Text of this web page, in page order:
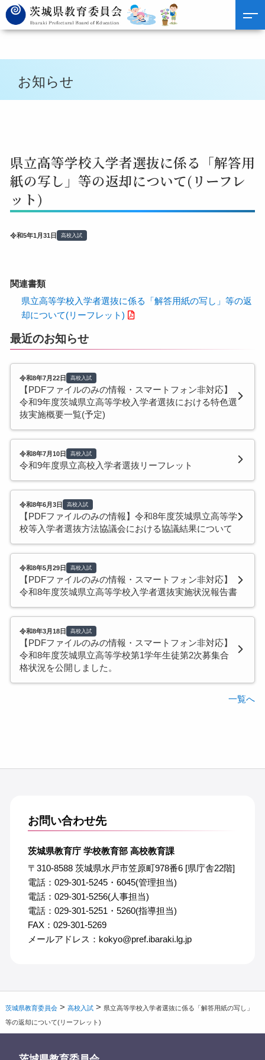
お知らせ
県立高等学校入学者選抜に係る「解答用
紙の写し」等の返却について(リーフレ
ット)
令和5年1月31日 高校入試
関連書類
県立高等学校入学者選抜に係る「解答用紙の写し」等の返
却について(リーフレット)
最近のお知らせ
令和8年7月22日 高校入試
【PDFファイルのみの情報・スマートフォン非対応】
令和9年度茨城県立高等学校入学者選抜における特色選
抜実施概要一覧(予定)
令和8年7月10日 高校入試
令和9年度県立高校入学者選抜リーフレット
令和8年6月3日 高校入試
【PDFファイルのみの情報】令和8年度茨城県立高等学
校等入学者選抜方法協議会における協議結果について
令和8年5月29日 高校入試
【PDFファイルのみの情報・スマートフォン非対応】
令和8年度茨城県立高等学校入学者選抜実施状況報告書
令和8年3月18日 高校入試
【PDFファイルのみの情報・スマートフォン非対応】
令和8年度茨城県立高等学校第1学年生徒第2次募集合
格状況を公開しました。
一覧へ
お問い合わせ先
茨城県教育庁 学校教育部 高校教育課
〒310-8588 茨城県水戸市笠原町978番6 [県庁舎22階]
電話：029-301-5245・6045(管理担当)
電話：029-301-5256(人事担当)
電話：029-301-5251・5260(指導担当)
FAX：029-301-5269
メールアドレス：kokyo@pref.ibaraki.lg.jp
茨城県教育委員会 >高校入試 > 県立高等学校入学者選抜に係る「解答用紙の写し」
等の返却について(リーフレット)